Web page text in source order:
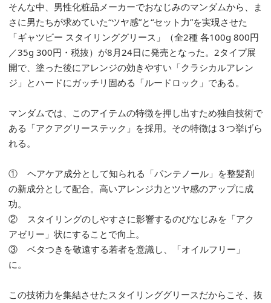
そんな中、男性化粧品メーカーでおなじみのマンダムから、ま
さに男たちが求めていた“ツヤ感”と“セット力”を実現させた
「ギャツビー スタイリンググリース」（全2種 各100g 800円
／35g 300円・税抜）が8月24日に発売となった。2タイプ展
開で、塗った後にアレンジの効きやすい「クラシカルアレン
ジ」とハードにガッチリ固める「ルードロック」である。
マンダムでは、このアイテムの特徴を押し出すため独自技術で
ある「アクアグリーステック」を採用。その特徴は３つ挙げら
れる。
① ヘアケア成分として知られる「パンテノール」を整髪剤
の新成分として配合。高いアレンジ力とツヤ感のアップに成
功。
② スタイリングのしやすさに影響するのびなじみを「アク
アゼリー」状にすることで向上。
③ ベタつきを敬遠する若者を意識し、「オイルフリー」
に。
この技術力を集結させたスタイリンググリースだからこそ、抜